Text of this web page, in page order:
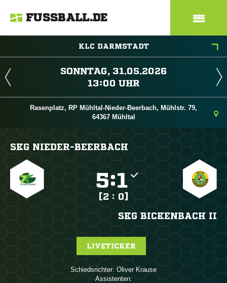
FUSSBALL.DE
KLC DARMSTADT
 
 
Rasenplatz, RP Mühltal-Nieder-Beerbach, Mühlstr. 79,
64367 Mühltal
SKG NIEDER-BEERBACH
:
[2 : 0]
SKG BICKENBACH II
LIVETICKER
Schiedsrichter:  
Assistenten: